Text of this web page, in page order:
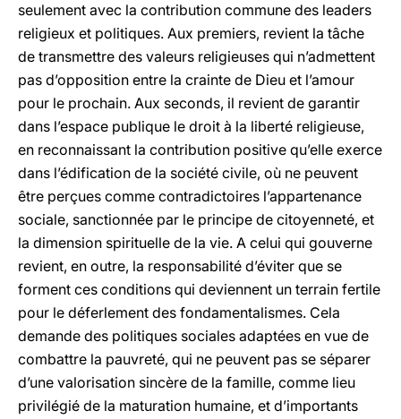
seulement avec la contribution commune des leaders
religieux et politiques. Aux premiers, revient la tâche
de transmettre des valeurs religieuses qui n’admettent
pas d’opposition entre la crainte de Dieu et l’amour
pour le prochain. Aux seconds, il revient de garantir
dans l’espace publique le droit à la liberté religieuse,
en reconnaissant la contribution positive qu’elle exerce
dans l’édification de la société civile, où ne peuvent
être perçues comme contradictoires l’appartenance
sociale, sanctionnée par le principe de citoyenneté, et
la dimension spirituelle de la vie. A celui qui gouverne
revient, en outre, la responsabilité d’éviter que se
forment ces conditions qui deviennent un terrain fertile
pour le déferlement des fondamentalismes. Cela
demande des politiques sociales adaptées en vue de
combattre la pauvreté, qui ne peuvent pas se séparer
d’une valorisation sincère de la famille, comme lieu
privilégié de la maturation humaine, et d’importants